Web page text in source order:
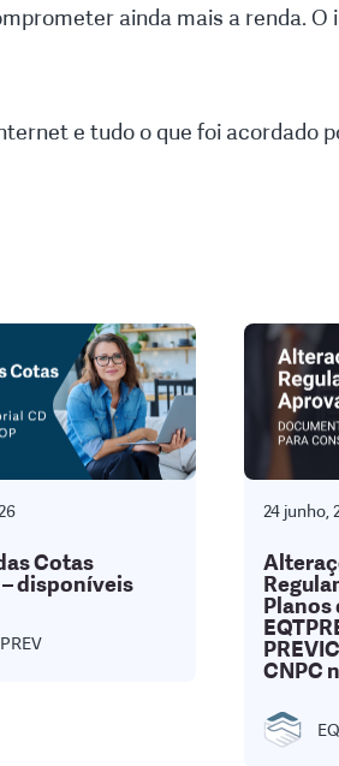
ainda mais a renda.
e tudo o que foi
Cotas
disponíveis
24 junho,
Planos
CNPC